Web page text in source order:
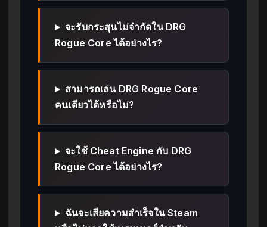
จะรับกระสุนไม่จำกัดใน DRG
Rogue Core ได้อย่างไร?
สามารถเล่น DRG Rogue Core
คนเดียวได้หรือไม่?
จะใช้ Cheat Engine กับ DRG
Rogue Core ได้อย่างไร?
ฉันจะเสียความสำเร็จใน Steam